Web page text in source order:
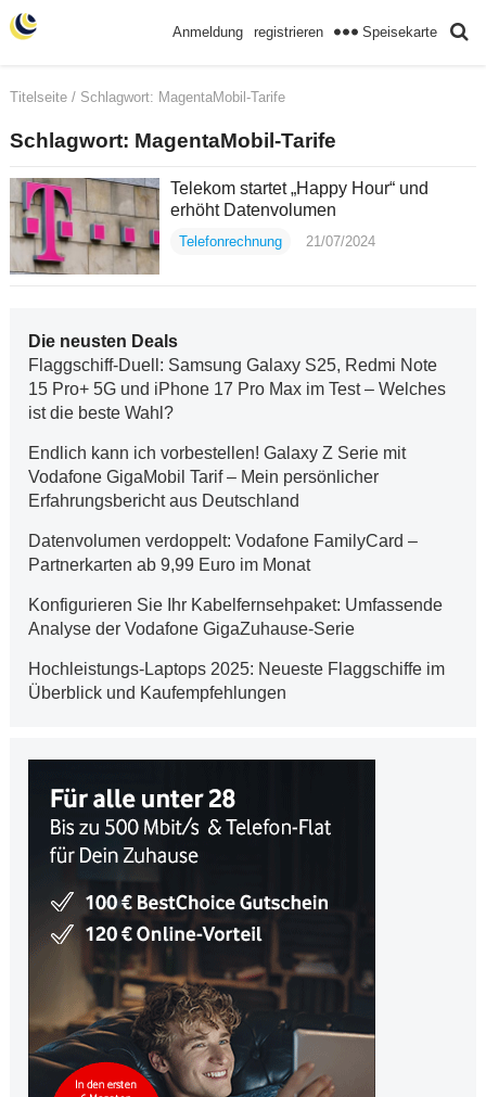
Anmeldung registrieren Speisekarte
Titelseite/ Schlagwort: MagentaMobil-Tarife
Schlagwort: MagentaMobil-Tarife
Telekom startet „Happy Hour“ und
erhöht Datenvolumen
Telefonrechnung 21/07/2024
Die neusten Deals
Flaggschiff-Duell: Samsung Galaxy S25, Redmi Note
15 Pro+ 5G und iPhone 17 Pro Max im Test – Welches
ist die beste Wahl?
Endlich kann ich vorbestellen! Galaxy Z Serie mit
Vodafone GigaMobil Tarif – Mein persönlicher
Erfahrungsbericht aus Deutschland
Datenvolumen verdoppelt: Vodafone FamilyCard –
Partnerkarten ab 9,99 Euro im Monat
Konfigurieren Sie Ihr Kabelfernsehpaket: Umfassende
Analyse der Vodafone GigaZuhause-Serie
Hochleistungs-Laptops 2025: Neueste Flaggschiffe im
Überblick und Kaufempfehlungen